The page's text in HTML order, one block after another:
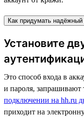
Как придумать надёжный
Установите
Это способ входа в
и пароля,
подключении на hh.ru
приходит на